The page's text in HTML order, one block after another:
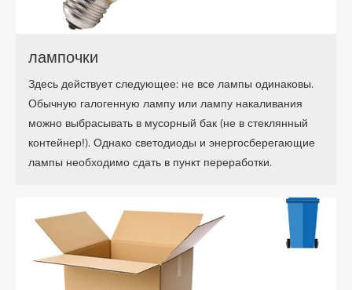
лампочки
Здесь действует следующее: не все лампы одинаковы.
Обычную галогенную лампу или лампу накаливания
можно выбрасывать в мусорный бак (не в стеклянный
контейнер!). Однако светодиоды и энергосберегающие
лампы необходимо сдать в пункт переработки.